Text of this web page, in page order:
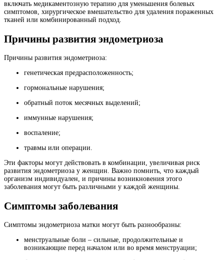
включать медикаментозную терапию для уменьшения болевых
симптомов, хирургическое вмешательство для удаления пораженных
тканей или комбинированный подход.
Причины развития эндометриоза
Причины развития эндометриоза:
генетическая предрасположенность;
гормональные нарушения;
обратный поток месячных выделений;
иммунные нарушения;
воспаление;
травмы или операции.
Эти факторы могут действовать в комбинации, увеличивая риск
развития эндометриоза у женщин. Важно помнить, что каждый
организм индивидуален, и причины возникновения этого
заболевания могут быть различными у каждой женщины.
Симптомы заболевания
Симптомы эндометриоза матки могут быть разнообразны:
менструальные боли – сильные, продолжительные и
возникающие перед началом или во время менструации;